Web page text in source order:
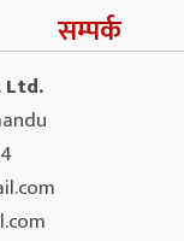
सम्पर्क
Ltd.